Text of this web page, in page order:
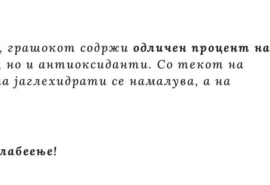
грашокот содржи одличен процент на
но и антиоксиданти. Со текот на
јаглехидрати се намалува, а на